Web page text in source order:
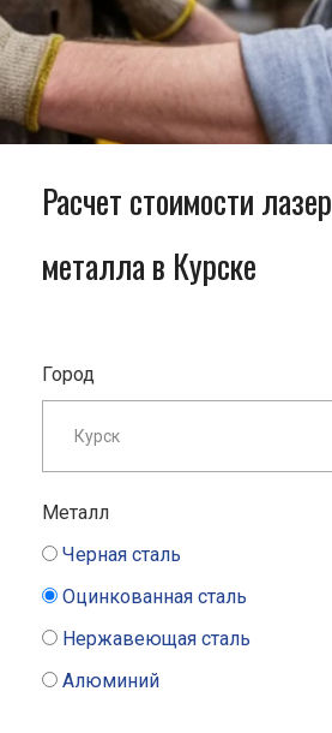
Расчет стоимости
металла в Курске
Город
Металл
Черная сталь
Оцинкованная сталь
Нержавеющая сталь
Алюминий